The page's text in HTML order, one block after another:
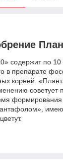
содержит по 10
в препарате
корней.
советует
формирования